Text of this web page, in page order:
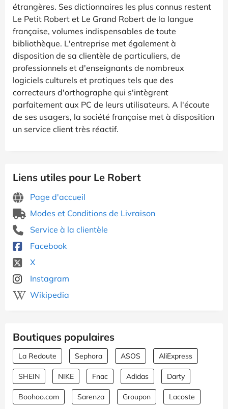
étrangères. Ses dictionnaires les plus connus restent
Le Petit Robert et Le Grand Robert de la langue
française, volumes indispensables de toute
bibliothèque. L'entreprise met également à
disposition de sa clientèle de particuliers, de
professionnels et d'enseignants de nombreux
logiciels culturels et pratiques tels que des
correcteurs d'orthographe qui s'intègrent
parfaitement aux PC de leurs utilisateurs. A l'écoute
de ses usagers, la société française met à disposition
un service client très réactif.
Liens utiles pour Le Robert
Page d'accueil
Modes et Conditions de Livraison
Service à la clientèle
Facebook
X
Instagram
Wikipedia
Boutiques populaires
La Redoute Sephora ASOS AliExpress
SHEIN NIKE Fnac Adidas Darty
Boohoo.com Sarenza Groupon Lacoste